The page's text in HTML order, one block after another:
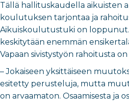
Tällä hallituskaudella aikuisten
koulutuksen tarjontaa ja
Aikuiskoulutustuki on
keskitytään enemmän
Vapaan sivistystyön rahoitusta
– Jokaiseen yksittäiseen
esitetty perusteluja, mutta
on arvaamaton. Osaamisesta ja